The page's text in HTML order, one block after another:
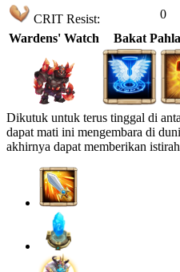
CRIT Resist: 0
Wardens' Watch
Bakat
Dikutuk untuk terus tinggal di
dapat mati ini mengembara di
akhirnya dapat memberikan